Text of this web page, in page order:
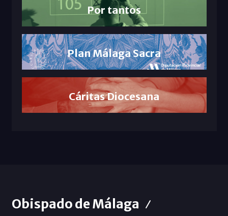
Por tantos
Plan Málaga Sacra
Cáritas Diocesana
Obispado de Málaga